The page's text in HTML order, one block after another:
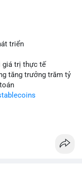
triển
giá trị thực tế
tăng trưởng trăm tỷ